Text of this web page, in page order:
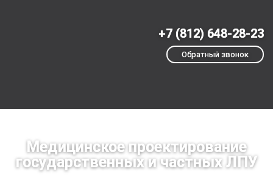
+7 (812) 648-28-23
Обратный звонок
Медицинское проектирование
государственных и частных ЛПУ